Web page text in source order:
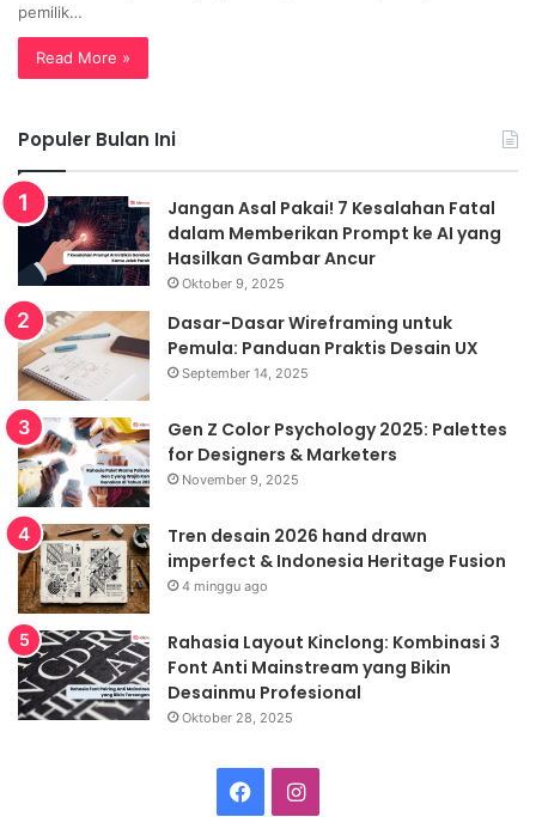
pemilik…
Read More »
Populer Bulan Ini
Jangan Asal Pakai! 7 Kesalahan Fatal
dalam Memberikan Prompt ke AI yang
Hasilkan Gambar Ancur
Oktober 9, 2025
Dasar-Dasar Wireframing untuk
Pemula: Panduan Praktis Desain UX
September 14, 2025
Gen Z Color Psychology 2025: Palettes
for Designers & Marketers
November 9, 2025
Tren desain 2026 hand drawn
imperfect & Indonesia Heritage Fusion
4 minggu ago
Rahasia Layout Kinclong: Kombinasi 3
Font Anti Mainstream yang Bikin
Desainmu Profesional
Oktober 28, 2025
FacebookInstagram